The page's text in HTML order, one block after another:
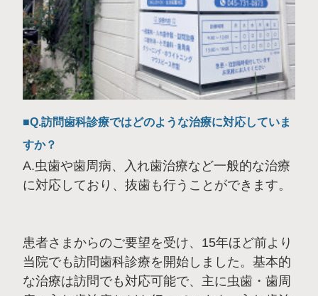
Q.訪問歯科診療ではどのような治療に対応していま
すか？
A.虫歯や歯周病、入れ歯治療など一般的な治療
に対応しており、抜歯も行うことができます。
患者さまからのご要望を受け、15年ほど前より
当院でも訪問歯科診療を開始しました。基本的
な治療は訪問でも対応可能で、主に虫歯・歯周